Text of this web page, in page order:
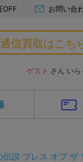
OFF お問い合
通信買取はこち
ゲスト さん いら
伝説 ブレス オブ ザ